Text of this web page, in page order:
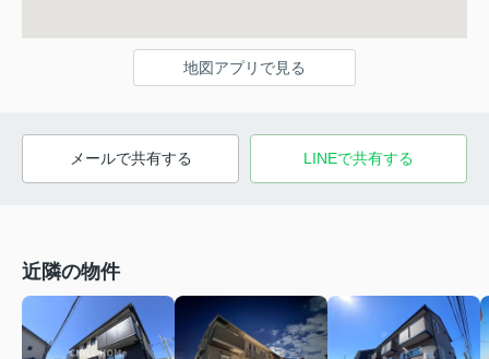
地図アプリで見る
メールで共有する LINEで共有する
近隣の物件